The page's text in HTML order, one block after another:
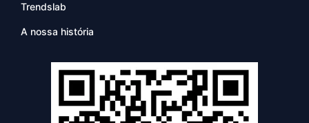
Trendslab
A nossa história